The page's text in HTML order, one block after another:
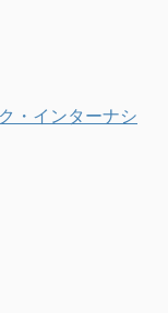
・インターナシ